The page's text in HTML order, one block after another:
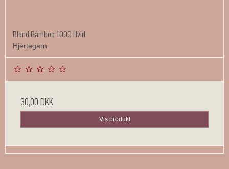
Blend Bamboo 1000 Hvid
Hjertegarn
30,00 DKK
Vis produkt